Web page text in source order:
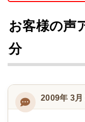
お客様の声
分
2009年 3月